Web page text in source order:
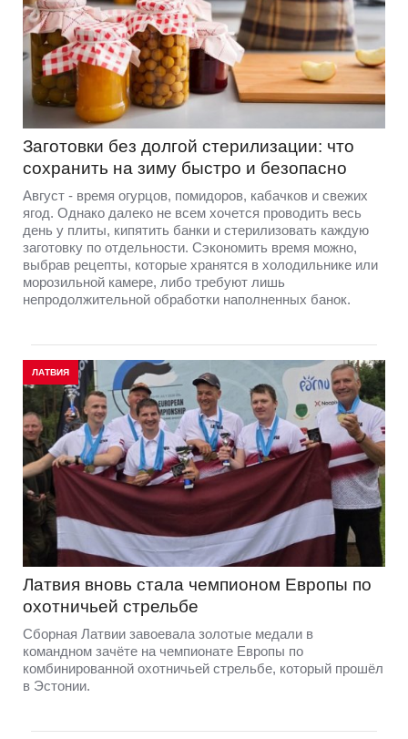
Заготовки без долгой стерилизации: что
сохранить на зиму быстро и безопасно
Август - время огурцов, помидоров, кабачков и свежих
ягод. Однако далеко не всем хочется проводить весь
день у плиты, кипятить банки и стерилизовать каждую
заготовку по отдельности. Сэкономить время можно,
выбрав рецепты, которые хранятся в холодильнике или
морозильной камере, либо требуют лишь
непродолжительной обработки наполненных банок.
ЛАТВИЯ
Латвия вновь стала чемпионом Европы по
охотничьей стрельбе
Сборная Латвии завоевала золотые медали в
командном зачёте на чемпионате Европы по
комбинированной охотничьей стрельбе, который прошёл
в Эстонии.